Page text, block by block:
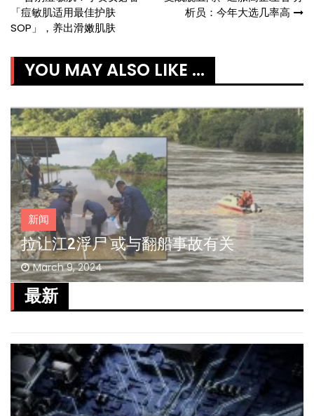
navigation
「痘敏肌适用最佳护肤
SOP」，养出滑嫩肌肤
析员：今年大选几率高
YOU MAY ALSO LIKE ...
新闻
拉让江2浮尸 或与翻船事故有关
March 9, 2024
最新